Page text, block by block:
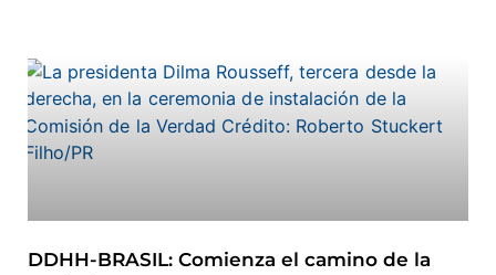
DDHH-BRASIL: Comienza el camino de la